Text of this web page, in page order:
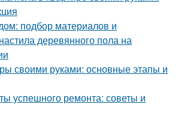
подбор материалов и
деревянного пола на
своими руками: основные этапы и
успешного ремонта: советы и